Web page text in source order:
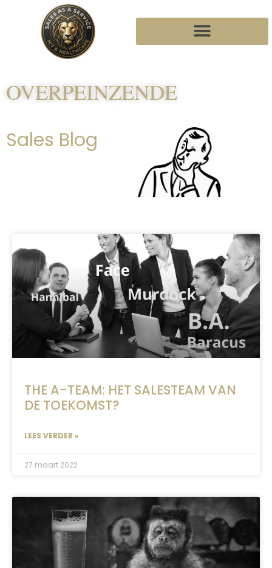
OVERPEINZENDE
Sales Blog
THE A-TEAM: HET SALESTEAM VAN
DE TOEKOMST?
LEES VERDER »
27 maart 2022